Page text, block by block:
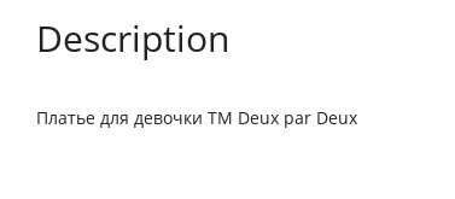
Description
Платье для девочки ТМ Deux par Deux